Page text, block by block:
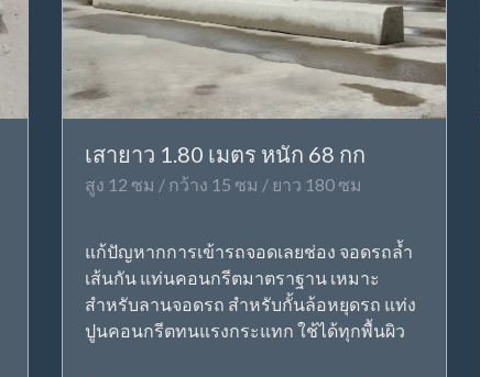
เสายาว 1.80 เมตร หนัก 68 กก
สูง 12 ซม / กว้าง 15 ซม / ยาว 180 ซม
แก้ปัญหากการเข้ารถจอดเลยช่อง จอดรถล้ำ
เส้นกัน แท่นคอนกรีตมาตราฐาน เหมาะ
สำหรับลานจอดรถ สำหรับกั้นล้อหยุดรถ แท่ง
ปูนคอนกรีตทนแรงกระแทก ใช้ได้ทุกพื้นผิว